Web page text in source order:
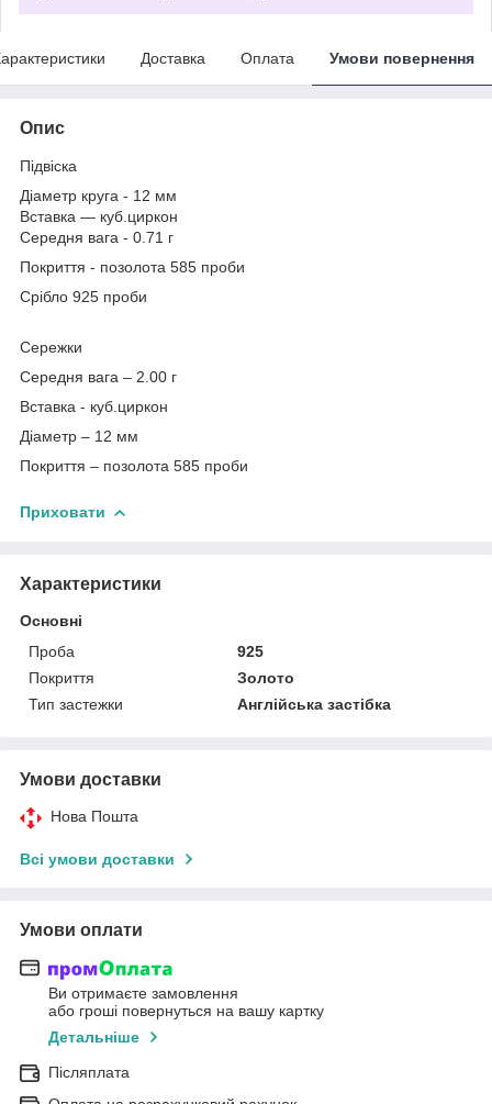
Доставка Оплата Умови повернення
Опис
Підвіска
Діаметр круга - 12 мм
Вставка — куб.циркон
Середня вага - 0.71 г
Покриття - позолота 585 проби
Срібло 925 проби
Сережки
Середня вага – 2.00 г
Вставка - куб.циркон
Діаметр – 12 мм
Покриття – позолота 585 проби
Приховати
Характеристики
Основні
Проба
925
Покриття
Золото
Тип застежки
Англійська застібка
Умови доставки
Нова Пошта
Всі умови доставки
Умови оплати
Ви отримаєте замовлення
або гроші повернуться на вашу картку
Детальніше
Післяплата